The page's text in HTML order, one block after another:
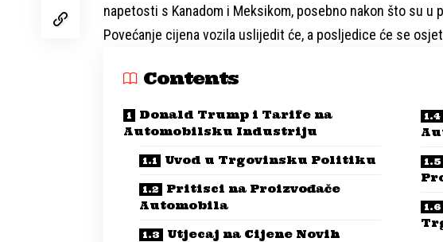
napetosti s Kanadom i Meksikom, posebno nakon što su
Povećanje cijena vozila uslijedit će, a posljedice će se
Contents
Donald Trump i Tarife na
Automobilsku Industriju
Uvod u Trgovinsku Politiku
Pritisci na Proizvođače
Automobila
Utjecaj na Cijene Novih